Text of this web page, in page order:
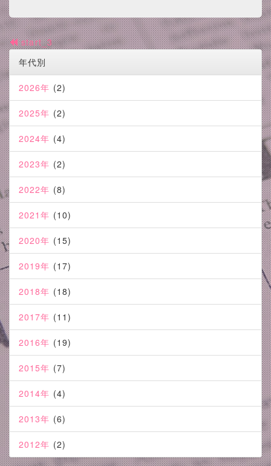
start_3
年代別
2026年 (2)
2025年 (2)
2024年 (4)
2023年 (2)
2022年 (8)
2021年 (10)
2020年 (15)
2019年 (17)
2018年 (18)
2017年 (11)
2016年 (19)
2015年 (7)
2014年 (4)
2013年 (6)
2012年 (2)